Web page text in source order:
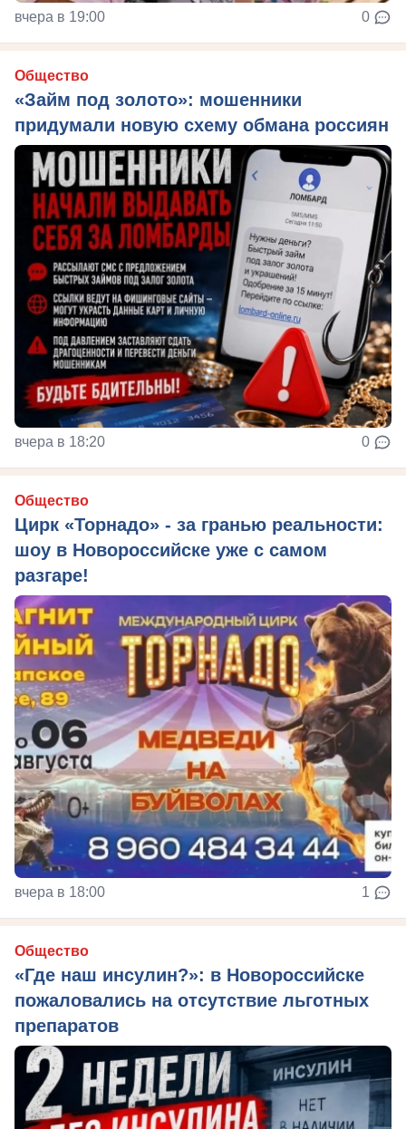
вчера в 19:00 0
Общество
«Займ под золото»: мошенники
придумали новую схему обмана россиян
вчера в 18:20 0
Общество
Цирк «Торнадо» - за гранью реальности:
шоу в Новороссийске уже с самом
разгаре!
вчера в 18:00 1
Общество
«Где наш инсулин?»: в Новороссийске
пожаловались на отсутствие льготных
препаратов